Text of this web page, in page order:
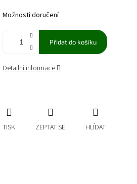
Možnosti doručení
Přidat do košíku
Detailní informace
TISK ZEPTAT SE HLÍDAT